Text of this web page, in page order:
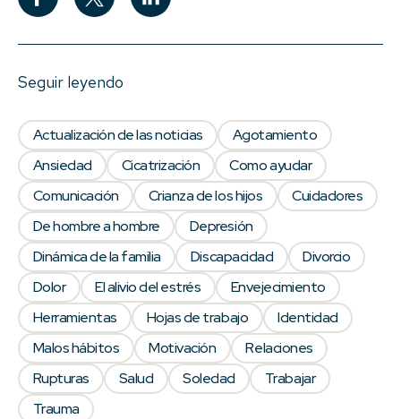
Seguir leyendo
Actualización de las noticias
Agotamiento
Ansiedad
Cicatrización
Como ayudar
Comunicación
Crianza de los hijos
Cuidadores
De hombre a hombre
Depresión
Dinámica de la familia
Discapacidad
Divorcio
Dolor
El alivio del estrés
Envejecimiento
Herramientas
Hojas de trabajo
Identidad
Malos hábitos
Motivación
Relaciones
Rupturas
Salud Soledad
Trabajar
Trauma